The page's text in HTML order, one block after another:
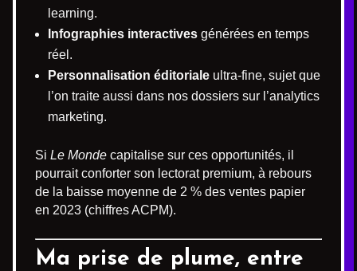
learning.
Infographies interactives générées en temps
réel.
Personnalisation éditoriale ultra-fine, sujet que
l’on traite aussi dans nos dossiers sur l’analytics
marketing.
Si Le Monde capitalise sur ces opportunités, il
pourrait conforter son lectorat premium, à rebours
de la baisse moyenne de 2 % des ventes papier
en 2023 (chiffres ACPM).
Ma prise de plume, entre